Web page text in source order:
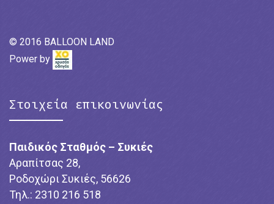
© 2016 BALLOON LAND
Power by
Στοιχεία επικοινωνίας
Παιδικός Σταθμός – Συκιές
Αραπίτσας 28,
Ροδοχώρι Συκιές, 56626
Τηλ.: 2310 216 518